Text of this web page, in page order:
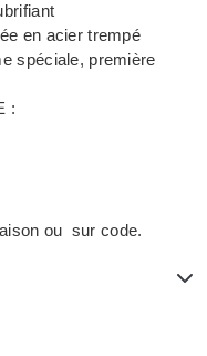
en acier trempé
spéciale, première
:
ou sur code.